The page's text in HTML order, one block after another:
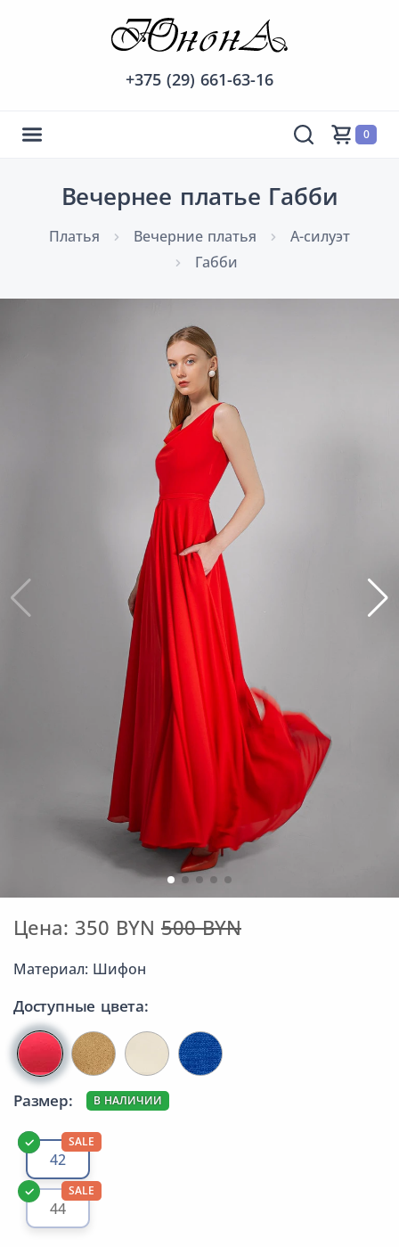
+375 (29) 661-63-16
0
Вечернее платье Габби
Платья Вечерние платья
А-силуэт
Габби
Цена: 350 BYN 500 BYN
Материал: Шифон
Доступные цвета:
Размер: В НАЛИЧИИ
42
SALE
44
SALE